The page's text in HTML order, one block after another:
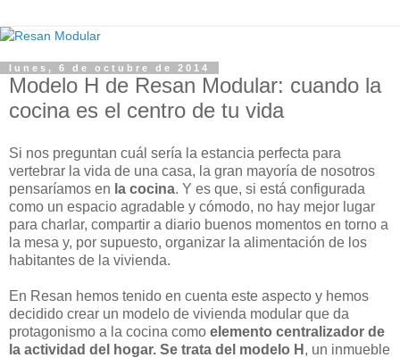
lunes, 6 de octubre de 2014
Modelo H de Resan Modular: cuando la
cocina es el centro de tu vida
Si nos preguntan cuál sería la estancia perfecta para
vertebrar la vida de una casa, la gran mayoría de nosotros
pensaríamos en la cocina. Y es que, si está configurada
como un espacio agradable y cómodo, no hay mejor lugar
para charlar, compartir a diario buenos momentos en torno a
la mesa y, por supuesto, organizar la alimentación de los
habitantes de la vivienda.
En Resan hemos tenido en cuenta este aspecto y hemos
decidido crear un modelo de vivienda modular que da
protagonismo a la cocina como elemento centralizador de
la actividad del hogar. Se trata del modelo H , un inmueble